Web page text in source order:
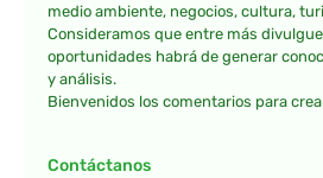
medio ambiente, negocios, cultura,
Consideramos que entre más
oportunidades habrá de generar
y análisis.
Bienvenidos los comentarios para
Contáctanos